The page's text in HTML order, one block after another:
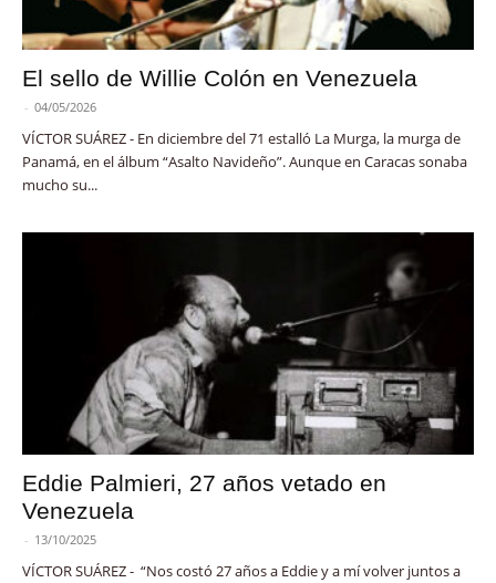
El sello de Willie Colón en Venezuela
- 04/05/2026
VÍCTOR SUÁREZ - En diciembre del 71 estalló La Murga, la murga de
Panamá, en el álbum “Asalto Navideño”. Aunque en Caracas sonaba
mucho su...
Eddie Palmieri, 27 años vetado en
Venezuela
- 13/10/2025
VÍCTOR SUÁREZ - “Nos costó 27 años a Eddie y a mí volver juntos a